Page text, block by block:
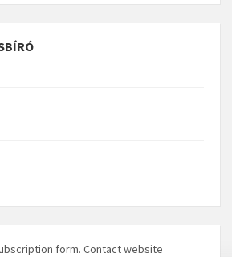
form. Contact website